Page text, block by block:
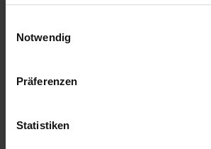
Notwendig
Präferenzen
Statistiken